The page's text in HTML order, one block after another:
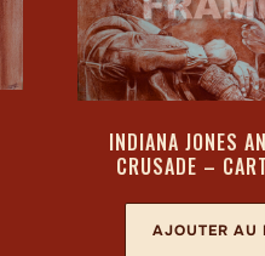
INDIANA JONES
CRUSADE –
AJOUTER AU